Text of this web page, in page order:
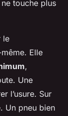
touche plus
le
Elle
,
Une
l’usure. Sur
Un pneu bien